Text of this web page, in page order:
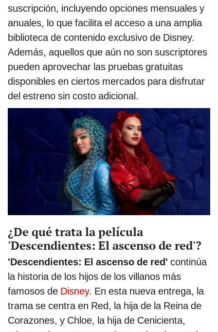
suscripción, incluyendo opciones mensuales y
anuales, lo que facilita el acceso a una amplia
biblioteca de contenido exclusivo de Disney.
Además, aquellos que aún no son suscriptores
pueden aprovechar las pruebas gratuitas
disponibles en ciertos mercados para disfrutar
del estreno sin costo adicional.
¿De qué trata la película
'Descendientes: El ascenso de red'?
'Descendientes: El ascenso de red' continúa
la historia de los hijos de los villanos más
famosos de Disney. En esta nueva entrega, la
trama se centra en Red, la hija de la Reina de
Corazones, y Chloe, la hija de Cenicienta,